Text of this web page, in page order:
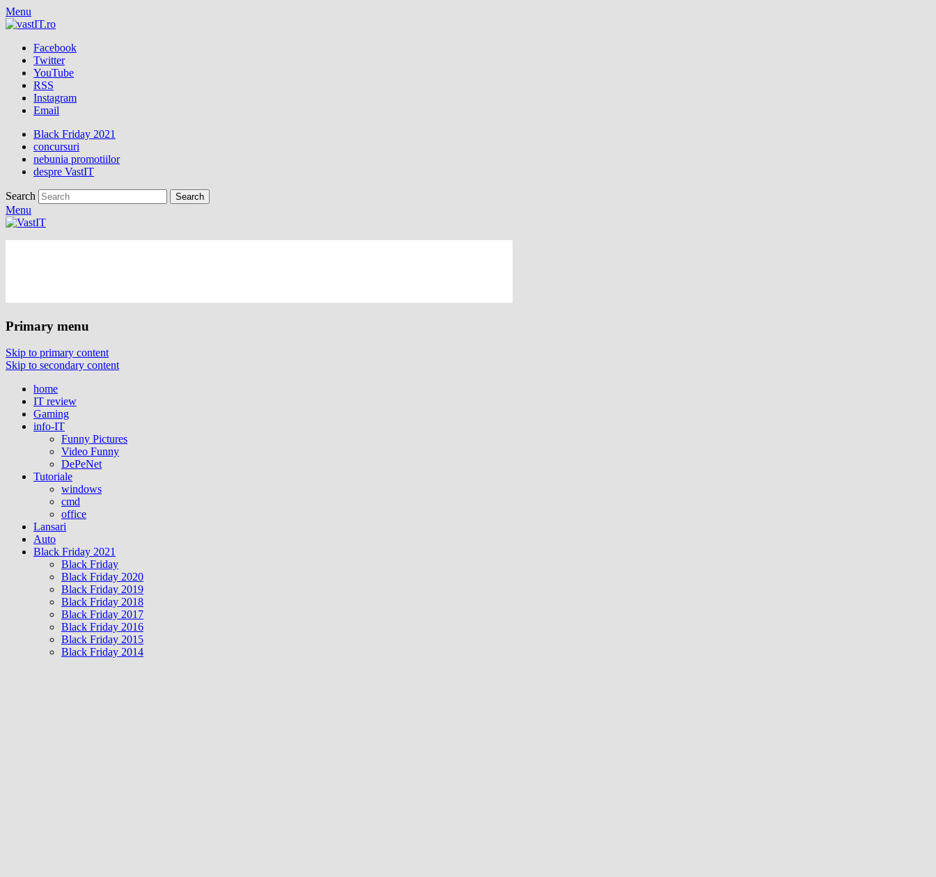
Menu
Facebook
Twitter
YouTube
RSS
Instagram
Email
Black Friday 2021
concursuri
nebunia promotiilor
despre VastIT
Search
Menu
Primary menu
Skip to primary content
Skip to secondary content
home
IT review
Gaming
info-IT
Funny Pictures
Video Funny
DePeNet
Tutoriale
windows
cmd
office
Lansari
Auto
Black Friday 2021
Black Friday
Black Friday 2020
Black Friday 2019
Black Friday 2018
Black Friday 2017
Black Friday 2016
Black Friday 2015
Black Friday 2014